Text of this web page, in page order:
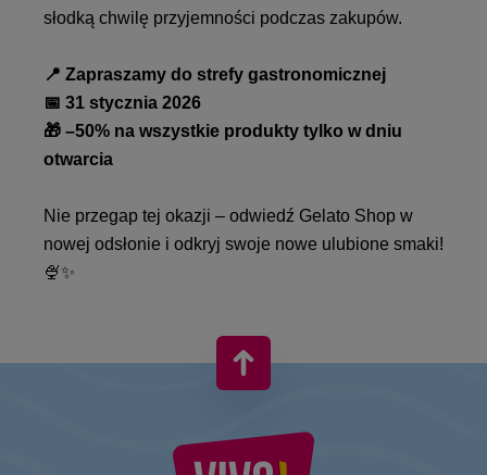
słodką chwilę przyjemności podczas zakupów.
📍 Zapraszamy do strefy gastronomicznej
📅 31 stycznia 2026
🎁 –50% na wszystkie produkty tylko w dniu
otwarcia
Nie przegap tej okazji – odwiedź Gelato Shop w
nowej odsłonie i odkryj swoje nowe ulubione smaki!
🍨✨